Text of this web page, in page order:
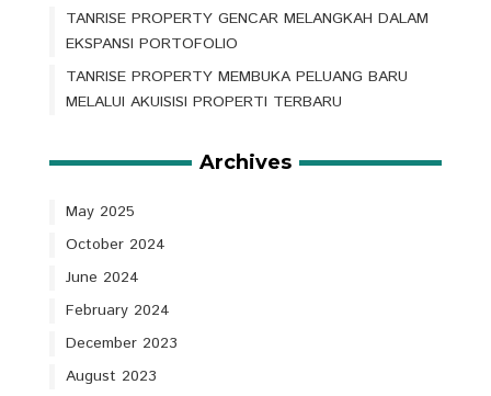
TANRISE PROPERTY GENCAR MELANGKAH DALAM
EKSPANSI PORTOFOLIO
TANRISE PROPERTY MEMBUKA PELUANG BARU
MELALUI AKUISISI PROPERTI TERBARU
Archives
May 2025
October 2024
June 2024
February 2024
December 2023
August 2023